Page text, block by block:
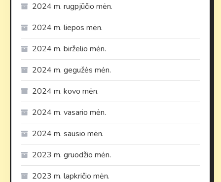
2024 m. rugpjūčio mėn.
2024 m. liepos mėn.
2024 m. birželio mėn.
2024 m. gegužės mėn.
2024 m. kovo mėn.
2024 m. vasario mėn.
2024 m. sausio mėn.
2023 m. gruodžio mėn.
2023 m. lapkričio mėn.